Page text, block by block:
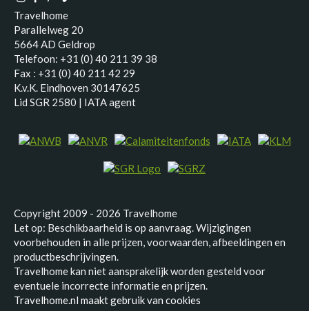
Travelhome
Parallelweg 20
5664 AD Geldrop
Telefoon: +31 (0) 40 211 39 38
Fax : +31 (0) 40 211 42 29
K.v.K. Eindhoven 30147625
Lid SGR 2580 | IATA agent
Copyright 2009 - 2026 Travelhome
Let op: Beschikbaarheid is op aanvraag. Wijzigingen
voorbehouden in alle prijzen, voorwaarden, afbeeldingen en
productbeschrijvingen.
Travelhome kan niet aansprakelijk worden gesteld voor
eventuele incorrecte informatie en prijzen.
Travelhome.nl maakt gebruik van cookies